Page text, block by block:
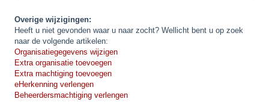
Overige wijzigingen:
Heeft u niet gevonden waar u naar zocht? Wellicht bent u op zoek
naar de volgende artikelen:
Organisatiegegevens wijzigen
Extra organisatie toevoegen
Extra machtiging toevoegen
eHerkenning verlengen
Beheerdersmachtiging verlengen